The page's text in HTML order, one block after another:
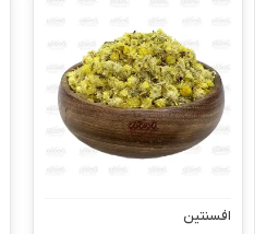
افسنتین